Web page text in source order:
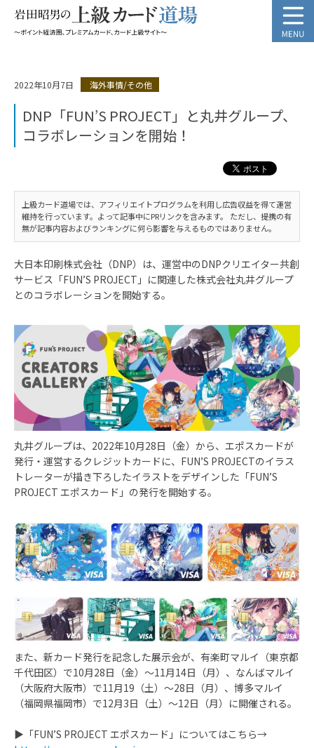
2022年10月7日 海外事情/その他
DNP「FUN’S PROJECT」と丸井グループ、
コラボレーションを開始！
上級カード道場では、アフィリエイトプログラムを利用し広告収益を得て運営
維持を行っています。よって記事中にPRリンクを含みます。 ただし、提携の有
無が記事内容およびランキングに何ら影響を与えるものではありません。
大日本印刷株式会社（DNP）は、運営中のDNPクリエイター共創
サービス「FUN’S PROJECT」に関連した株式会社丸井グループ
とのコラボレーションを開始する。
丸井グループは、2022年10月28日（金）から、エポスカードが
発行・運営するクレジットカードに、FUN’S PROJECTのイラス
トレーターが描き下ろしたイラストをデザインした「FUN’S
PROJECT エポスカード」の発行を開始する。
また、新カード発行を記念した展示会が、有楽町マルイ（東京都
千代田区）で10月28日（金）～11月14日（月）、なんばマルイ
（大阪府大阪市）で11月19（土）～28日（月）、博多マルイ
（福岡県福岡市）で12月3日（土）～12日（月）に開催される。
▶「FUN’S PROJECT エポスカード」についてはこちら→